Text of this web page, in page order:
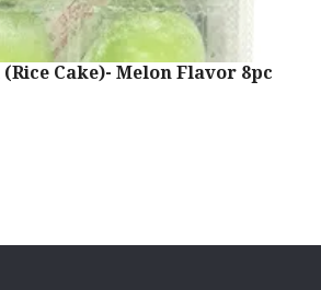
Cake)- Melon Flavor 8pc